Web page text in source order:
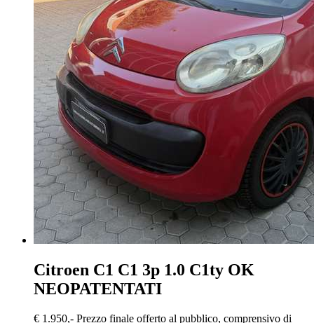
Citroen C1 C1 3p 1.0 C1ty OK
NEOPATENTATI
€ 1.950,- Prezzo finale offerto al pubblico, comprensivo di